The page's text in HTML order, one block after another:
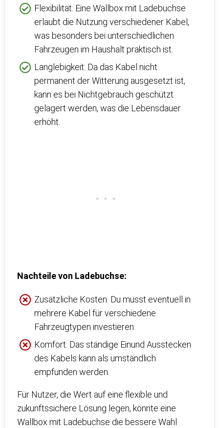
Flexibilität: Eine Wallbox mit Ladebuchse
erlaubt die Nutzung verschiedener Kabel,
was besonders bei unterschiedlichen
Fahrzeugen im Haushalt praktisch ist.
Langlebigkeit: Da das Kabel nicht
permanent der Witterung ausgesetzt ist,
kann es bei Nichtgebrauch geschützt
gelagert werden, was die Lebensdauer
erhöht.
Nachteile von Ladebuchse:
Zusätzliche Kosten: Du musst eventuell in
mehrere Kabel für verschiedene
Fahrzeugtypen investieren.
Komfort: Das ständige Einund Ausstecken
des Kabels kann als umständlich
empfunden werden.
Für Nutzer, die Wert auf eine flexible und
zukunftssichere Lösung legen, könnte eine
Wallbox mit Ladebuchse die bessere Wahl